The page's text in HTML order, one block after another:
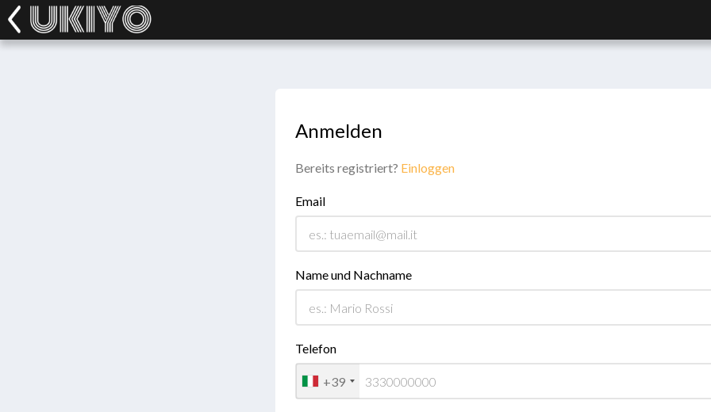
Anmelden
Bereits registriert? Einloggen
Email
Name und Nachname
Telefon
+39